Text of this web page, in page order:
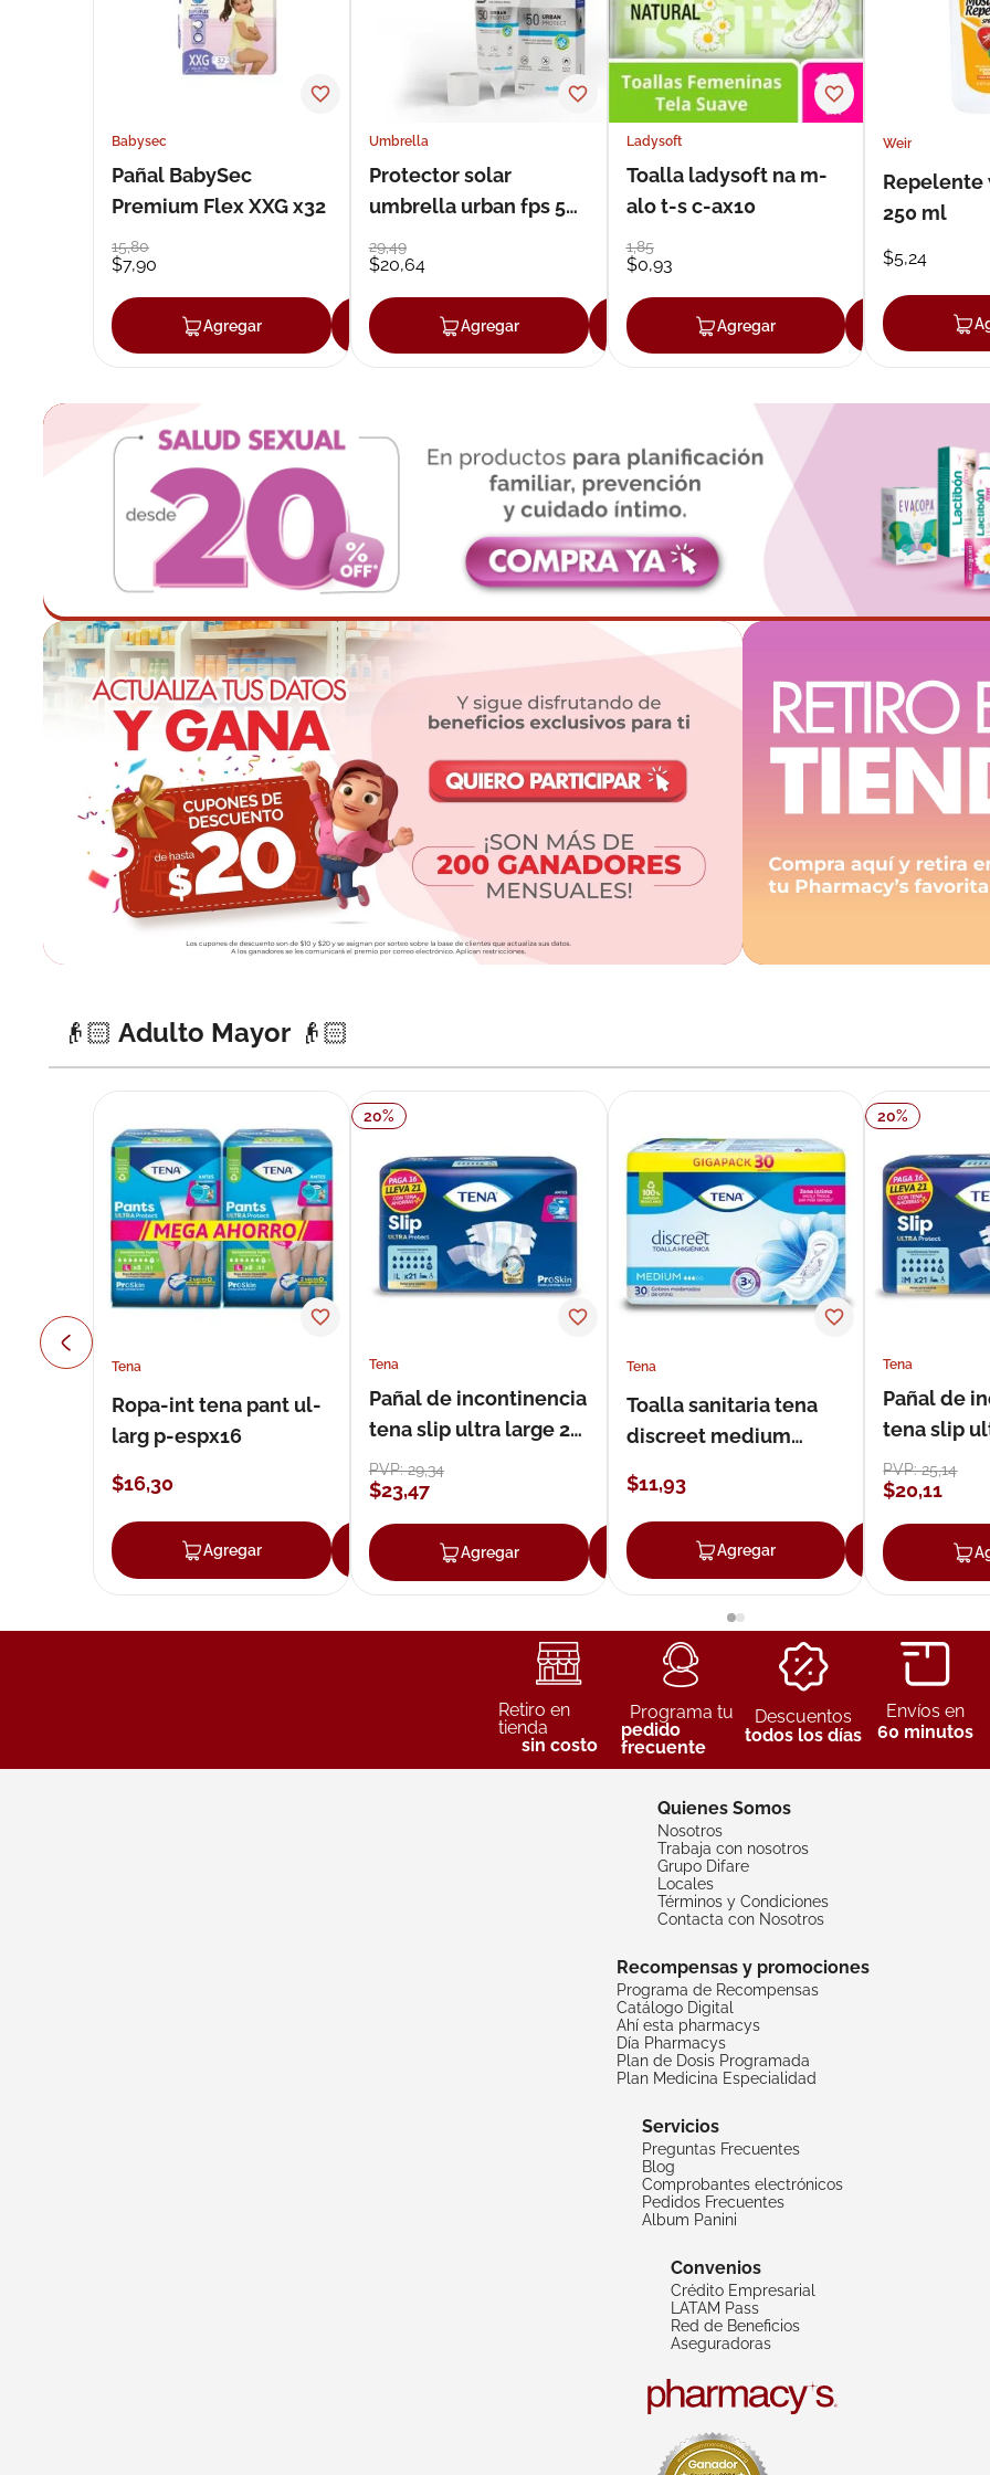
Babysec
Pañal BabySec
Premium Flex XXG x32
15,80
$7,90
Agregar Agregar
Umbrella
Protector solar
umbrella urban fps 50
50 g
29,49
$20,64
Agregar Agregar
Ladysoft
Toalla ladysoft na m-
alo t-s c-ax10
1,85
$0,93
Agregar
Weir
Repelente
250 ml
$5,24
👴🏻 Adulto Mayor 👴🏻
Tena
Ropa-int tena pant ul-
larg p-espx16
$16,30
Agregar Agregar
20%
Tena
Pañal de incontinencia
tena slip ultra large 21
unidades
PVP:29,34
$23,47
Agregar Agregar
Tena
Toalla sanitaria tena
discreet medium
$11,93
Agregar
20%
Tena
Pañal de
tena slip
21 unidades
PVP:25,14
$20,11
Retiro en
tienda
sin costo
Programa tu
pedido
frecuente
Descuentos
todos los días
Envíos en
60 minutos
Quienes Somos
Nosotros
Trabaja con nosotros
Grupo Difare
Locales
Términos y Condiciones
Contacta con Nosotros
Recompensas y promociones
Programa de Recompensas
Catálogo Digital
Ahí esta pharmacys
Día Pharmacys
Plan de Dosis Programada
Plan Medicina Especialidad
Servicios
Preguntas Frecuentes
Blog
Comprobantes electrónicos
Pedidos Frecuentes
Album Panini
Convenios
Crédito Empresarial
LATAM Pass
Red de Beneficios
Aseguradoras